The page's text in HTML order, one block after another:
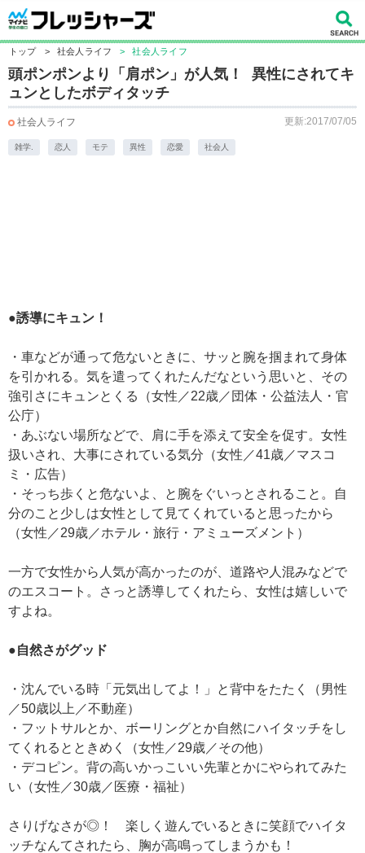
トップ > 社会人ライフ > 社会人ライフ
頭ポンポンより「肩ポン」が人気！ 異性にされてキ
ュンとしたボディタッチ
社会人ライフ 更新:2017/07/05
雑学. 恋人 モテ 異性 恋愛 社会人
●誘導にキュン！
・車などが通って危ないときに、サッと腕を掴まれて身体
を引かれる。気を遣ってくれたんだなという思いと、その
強引さにキュンとくる（女性／22歳／団体・公益法人・官
公庁）
・あぶない場所などで、肩に手を添えて安全を促す。女性
扱いされ、大事にされている気分（女性／41歳／マスコ
ミ・広告）
・そっち歩くと危ないよ、と腕をぐいっとされること。自
分のこと少しは女性として見てくれていると思ったから
（女性／29歳／ホテル・旅行・アミューズメント）
一方で女性から人気が高かったのが、道路や人混みなどで
のエスコート。さっと誘導してくれたら、女性は嬉しいで
すよね。
●自然さがグッド
・沈んでいる時「元気出してよ！」と背中をたたく（男性
／50歳以上／不動産）
・フットサルとか、ボーリングとか自然にハイタッチをし
てくれるとときめく（女性／29歳／その他）
・デコピン。背の高いかっこいい先輩とかにやられてみた
い（女性／30歳／医療・福祉）
さりげなさが◎！ 楽しく遊んでいるときに笑顔でハイタ
ッチなんてされたら、胸が高鳴ってしまうかも！